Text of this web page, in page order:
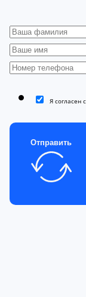
Я согласен с
Отправить